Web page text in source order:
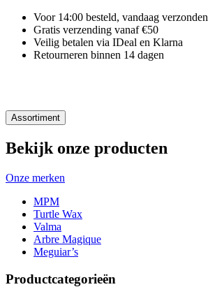
Voor 14:00 besteld, vandaag verzonden
Gratis verzending vanaf €50
Veilig betalen via IDeal en Klarna
Retourneren binnen 14 dagen
Assortiment
Bekijk onze producten
Onze merken
MPM
Turtle Wax
Valma
Arbre Magique
Meguiar’s
Productcategorieën